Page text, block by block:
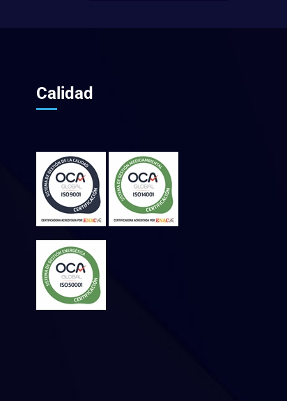
Calidad